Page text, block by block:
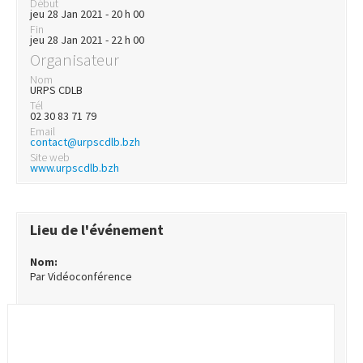
jeu 28 Jan 2021 - 20 h 00
Fin
jeu 28 Jan 2021 - 22 h 00
Organisateur
Nom
URPS CDLB
Tél
02 30 83 71 79
Email
contact@urpscdlb.bzh
Site web
www.urpscdlb.bzh
Lieu de l'événement
Nom:
Par Vidéoconférence